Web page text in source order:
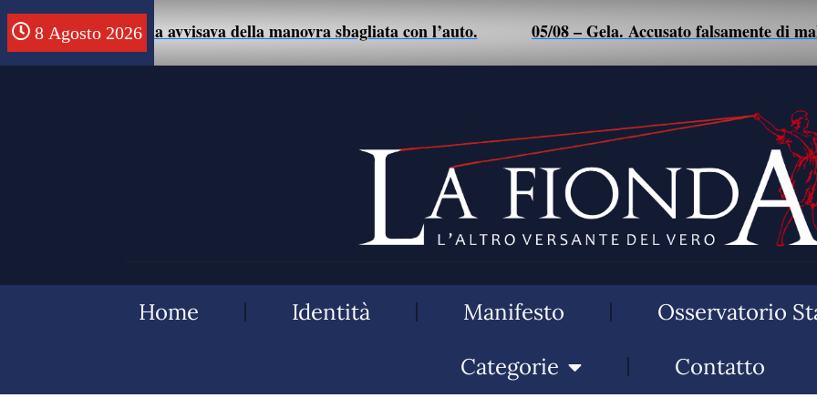
8 Agosto 2026
che la avvisava della manovra sbagliata con l’auto. 05/08 – Gela. Accusato falsamente di maltrattamenti
Home Identità Manifesto Osservatorio
Categorie
Contatto